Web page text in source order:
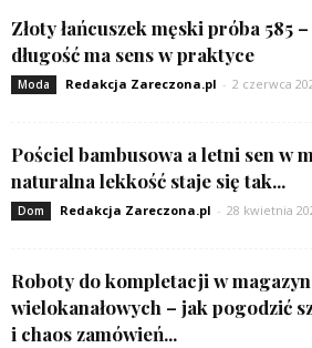
Złoty łańcuszek męski próba 585
długość ma sens w praktyce
Moda Redakcja Zareczona.pl - 2 czerwca
Pościel bambusowa a letni sen w
naturalna lekkość staje się tak...
Dom Redakcja Zareczona.pl - 28 kwietnia
Roboty do kompletacji w
wielokanałowych – jak pogodzić
i chaos zamówień...